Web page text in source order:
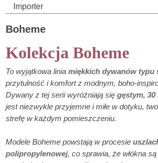
Importer
Boheme
Kolekcja Boheme
To wyjątkowa liniamiękkich dywanów typu
przytulność i komfort z modnym, boho-
Dywany z tej serii wyróżniają sięgęstym,
jest niezwykle przyjemne i miłe w dotyku,
strefę w każdym pomieszczeniu.
Modele Boheme powstają w procesie
polipropylenowej, co sprawia, że włókna